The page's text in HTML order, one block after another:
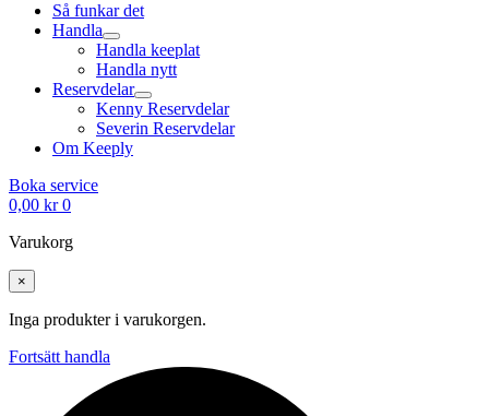
Så funkar det
Handla
Handla keeplat
Handla nytt
Reservdelar
Kenny Reservdelar
Severin Reservdelar
Om Keeply
Boka service
0,00 kr 0
Varukorg
×
Inga produkter i varukorgen.
Fortsätt handla